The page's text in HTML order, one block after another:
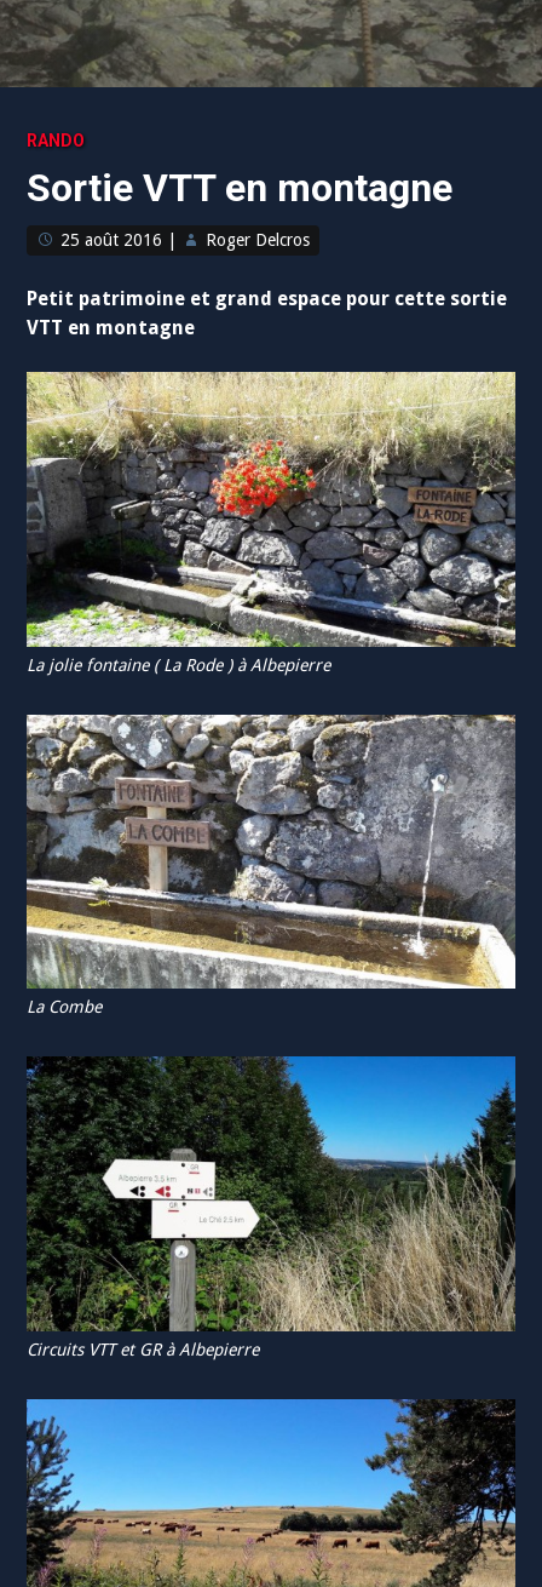
RANDO
Sortie VTT en montagne
25 août 2016 Roger Delcros
Petit patrimoine et grand espace pour cette sortie
VTT en montagne
La jolie fontaine ( La Rode ) à Albepierre
La Combe
Circuits VTT et GR à Albepierre